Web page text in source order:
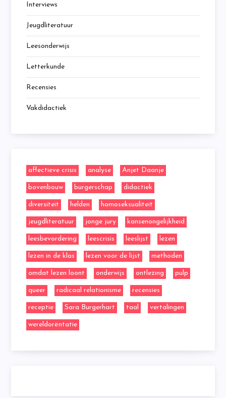
Interviews
Jeugdliteratuur
Leesonderwijs
Letterkunde
Recensies
Vakdidactiek
affectieve crisis analyse Anjet Daanje
bovenbouw burgerschap didactiek
diversiteit helden homoseksualiteit
jeugdliteratuur jonge jury kansenongelijkheid
leesbevordering leescrisis leeslijst lezen
lezen in de klas lezen voor de lijst methoden
omdat lezen loont onderwijs ontlezing pulp
queer radicaal relationisme recensies
receptie Sara Burgerhart taal vertalingen
wereldorëntatie